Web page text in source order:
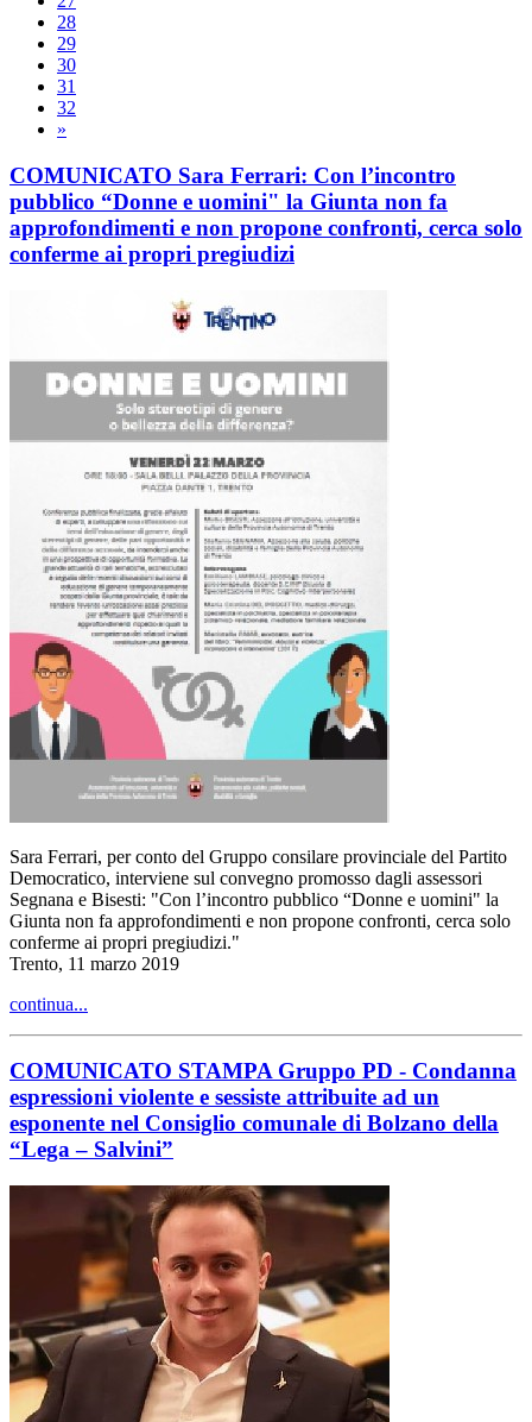
28
29
30
31
32
»
COMUNICATO Sara Ferrari: Con l’incontro
pubblico “Donne e uomini" la Giunta non fa
approfondimenti e non propone confronti, cerca solo
conferme ai propri pregiudizi
Sara Ferrari, per conto del Gruppo consilare provinciale del Partito
Democratico, interviene sul convegno promosso dagli assessori
Segnana e Bisesti: "Con l’incontro pubblico “Donne e uomini" la
Giunta non fa approfondimenti e non propone confronti, cerca solo
conferme ai propri pregiudizi."
Trento, 11 marzo 2019
continua...
COMUNICATO STAMPA Gruppo PD - Condanna
espressioni violente e sessiste attribuite ad un
esponente nel Consiglio comunale di Bolzano della
“Lega – Salvini”